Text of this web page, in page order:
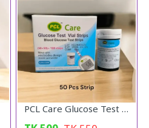
PCL Care Glucose Test Vial Strips 50pcs